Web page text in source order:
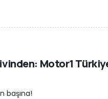
Motor1
başına!